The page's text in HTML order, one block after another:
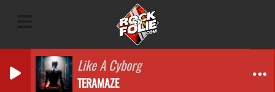
Like A Cyborg
TERAMAZE